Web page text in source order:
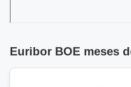
Euribor BOE meses